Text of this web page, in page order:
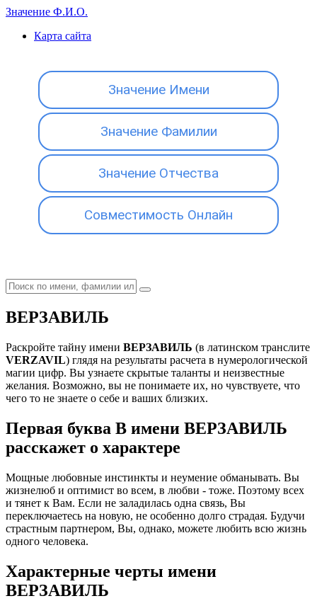
Значение Ф.И.О.
Карта сайта
Значение Имени
Значение Фамилии
Значение Отчества
Совместимость Онлайн
ВЕРЗАВИЛЬ
Раскройте тайну имени ВЕРЗАВИЛЬ (в латинском транслите
VERZAVIL) глядя на результаты расчета в нумерологической
магии цифр. Вы узнаете скрытые таланты и неизвестные
желания. Возможно, вы не понимаете их, но чувствуете, что
чего то не знаете о себе и ваших близких.
Первая буква В имени ВЕРЗАВИЛЬ
расскажет о характере
Мощные любовные инстинкты и неумение обманывать. Вы
жизнелюб и оптимист во всем, в любви - тоже. Поэтому всех
и тянет к Вам. Если не заладилась одна связь, Вы
переключаетесь на новую, не особенно долго страдая. Будучи
страстным партнером, Вы, однако, можете любить всю жизнь
одного человека.
Характерные черты имени
ВЕРЗАВИЛЬ